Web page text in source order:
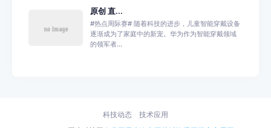
原创 直...
#热点周际赛# 随着科技的进步，儿童智能穿戴设备
逐渐成为了家庭中的新宠。华为作为智能穿戴领域
的领军者...
科技动态 技术应用